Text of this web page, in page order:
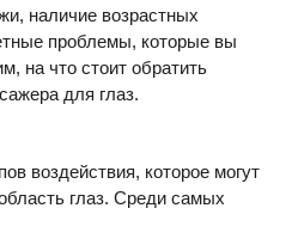
наличие возрастных
проблемы, которые вы
на что стоит обратить
для глаз.
воздействия, которое могут
глаз. Среди самых